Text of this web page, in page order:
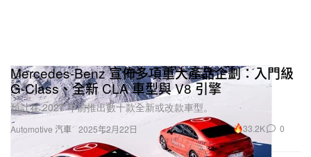
Automotive 汽車
Mercedes-Benz 宣佈多項重大產品企劃：入門級
G-Class、全新 CLA 車型與 V8 引擎
預計在 2027 年前推出數十款全新或改款車型。
2025年2月22日 33.2K 0